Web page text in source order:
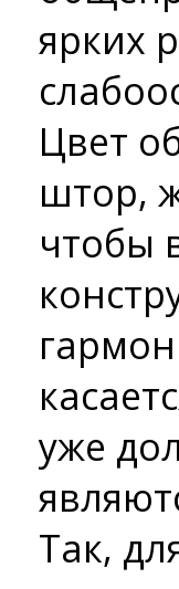
ярких
Цвет
штор,
чтобы
уже
Так,